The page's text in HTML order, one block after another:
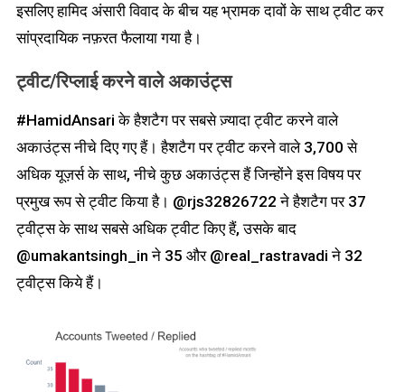
इसलिए हामिद अंसारी विवाद के बीच यह भ्रामक दावों के साथ ट्वीट कर
सांप्रदायिक नफ़रत फैलाया गया है।
ट्वीट/रिप्लाई करने वाले अकाउंट्स
#HamidAnsari के हैशटैग पर सबसे ज़्यादा ट्वीट करने वाले
अकाउंट्स नीचे दिए गए हैं। हैशटैग पर ट्वीट करने वाले 3,700 से
अधिक यूज़र्स के साथ, नीचे कुछ अकाउंट्स हैं जिन्होंने इस विषय पर
प्रमुख रूप से ट्वीट किया है। @rjs32826722 ने हैशटैग पर 37
ट्वीट्स के साथ सबसे अधिक ट्वीट किए हैं, उसके बाद
@umakantsingh_in ने 35 और @real_rastravadi ने 32
ट्वीट्स किये हैं।